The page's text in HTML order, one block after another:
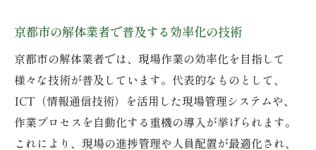
国家資格保有者がいる業者が選ばれる理由
京都市の解体業者で重視される国家資格保
有
先端技術活用と資格者による信頼性の違い
国家資格者が在籍する業者の技術的優位性
京都市の解体業者で普及する効率化の技術
京都市の解体業者では、現場作業の効率化を目指して
様々な技術が普及しています。代表的なものとして、
ICT（情報通信技術）を活用した現場管理システムや、
作業プロセスを自動化する重機の導入が挙げられます。
これにより、現場の進捗管理や人員配置が最適化され、